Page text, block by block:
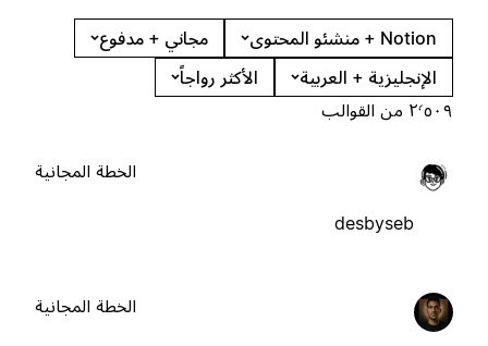
Notion + منشئو المحتوى
مجاني + مدفوع
الإنجليزية + العربية
الأكثر رواجاً
٢٬٥٠٩ من القوالب
desbyseb
الخطة المجانية
الخطة المجانية